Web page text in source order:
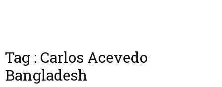
Tag : Carlos Acevedo
Bangladesh